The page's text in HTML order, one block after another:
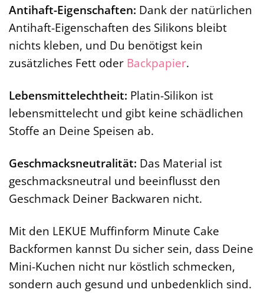
Antihaft-Eigenschaften: Dank der natürlichen
Antihaft-Eigenschaften des Silikons bleibt
nichts kleben, und Du benötigst kein
zusätzliches Fett oder Backpapier.
Lebensmittelechtheit: Platin-Silikon ist
lebensmittelecht und gibt keine schädlichen
Stoffe an Deine Speisen ab.
Geschmacksneutralität: Das Material ist
geschmacksneutral und beeinflusst den
Geschmack Deiner Backwaren nicht.
Mit den LEKUE Muffinform Minute Cake
Backformen kannst Du sicher sein, dass Deine
Mini-Kuchen nicht nur köstlich schmecken,
sondern auch gesund und unbedenklich sind.